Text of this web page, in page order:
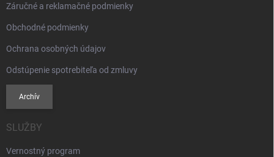
Záručné a reklamačné podmienky
Obchodné podmienky
Ochrana osobných údajov
Odstúpenie spotrebiteľa od zmluvy
Archív
SLUŽBY
Vernostný program